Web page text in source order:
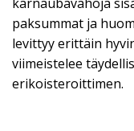
paksummat ja
levittyy erittäin
viimeistelee
erikoisteroittimen.